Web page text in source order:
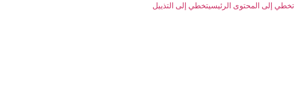
تخطي إلى المحتوى الرئيسيتخطي إلى التذييل